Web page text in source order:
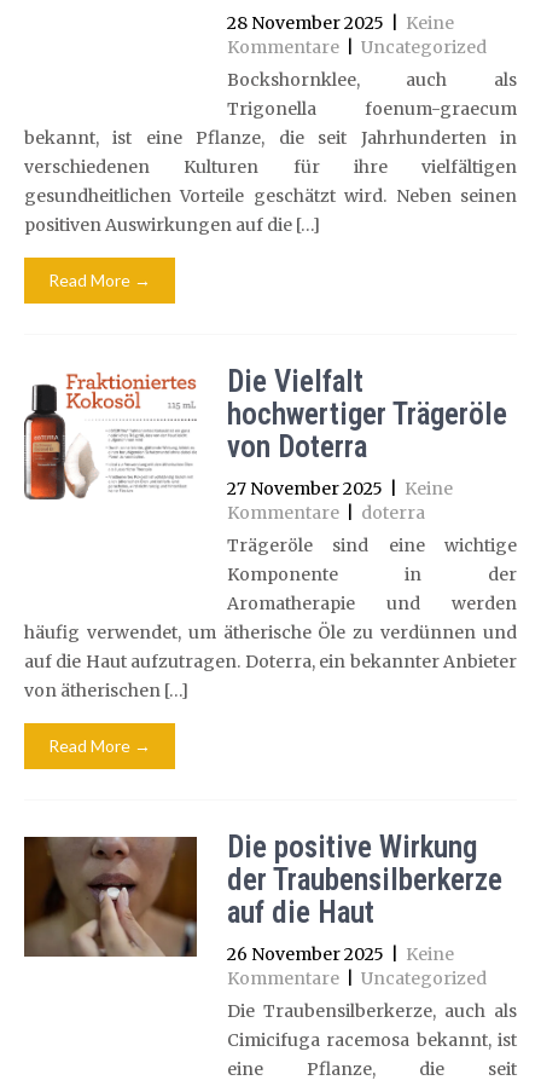
28 November 2025
Keine
Kommentare
Uncategorized
Bockshornklee, auch als
Trigonella foenum-graecum
bekannt, ist eine Pflanze, die seit Jahrhunderten in
verschiedenen Kulturen für ihre vielfältigen
gesundheitlichen Vorteile geschätzt wird. Neben seinen
positiven Auswirkungen auf die […]
Read More →
Die Vielfalt
hochwertiger Trägeröle
von Doterra
27 November 2025
Keine
Kommentare
doterra
Trägeröle sind eine wichtige
Komponente in der
Aromatherapie und werden
häufig verwendet, um ätherische Öle zu verdünnen und
auf die Haut aufzutragen. Doterra, ein bekannter Anbieter
von ätherischen […]
Read More →
Die positive Wirkung
der Traubensilberkerze
auf die Haut
26 November 2025
Keine
Kommentare
Uncategorized
Die Traubensilberkerze, auch als
Cimicifuga racemosa bekannt, ist
eine Pflanze, die seit